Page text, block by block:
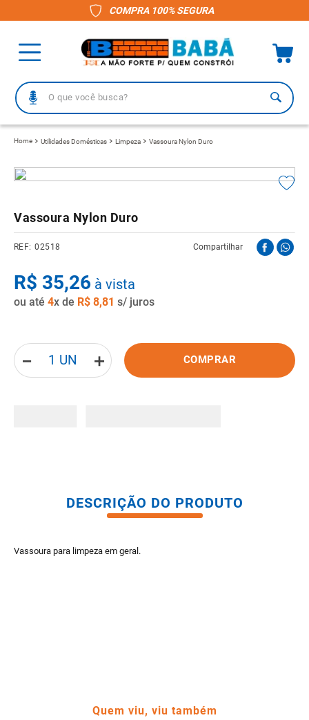
COMPRA 100% SEGURA
O que você busca?
Utilidades Domésticas Limpeza Vassoura Nylon Duro
Vassoura Nylon Duro
02518 Compartilhar
R$ 35,26 à vista
ou até 4x de R$ 8,81 s/ juros
＋
－ COMPRAR
DESCRIÇÃO DO PRODUTO
Vassoura para limpeza em geral.
Quem viu, viu também
2º porcelanato
vaso sanitário
5 º revestimento
6º gabinete banheiro
7º telha fibrocimento